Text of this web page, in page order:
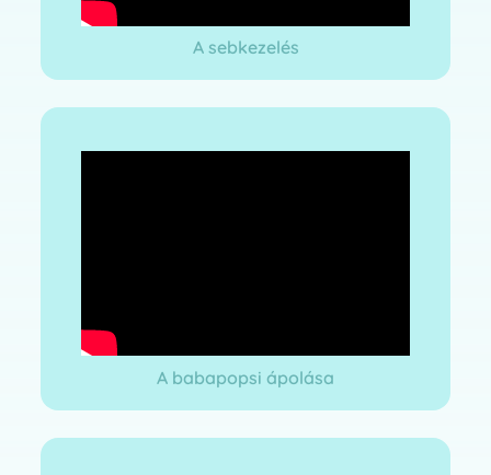
A sebkezelés
A babapopsi ápolása